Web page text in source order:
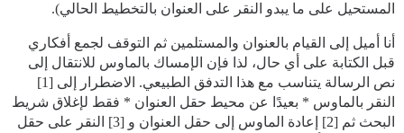
المستحيل على ما يبدو النقر على العنوان بالتخطيط الحالي).
أنا أميل إلى القيام بالعنوان والمستلمين ثم التوقف لجمع أفكاري
قبل الكتابة على أي حال، لذا فإن الإمساك بالماوس للانتقال إلى
نص الرسالة يتناسب مع هذا التدفق الطبيعي. الاضطرار إلى [1]
النقر بالماوس * بعيدًا عن محيط حقل العنوان * فقط لإغلاق شريط
البحث ثم [2] إعادة الماوس إلى حقل العنوان و [3] النقر على حقل